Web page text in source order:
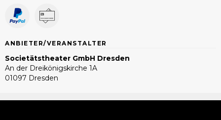
ANBIETER/VERANSTALTER
Societätstheater GmbH Dresden
An der Dreikönigskirche 1A
01097 Dresden